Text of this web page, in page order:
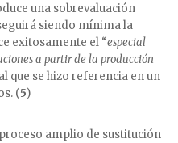
una sobrevaluación
siendo mínima la
exitosamente el “especial
a partir de la producción
que se hizo referencia en un
(5)
amplio de sustitución